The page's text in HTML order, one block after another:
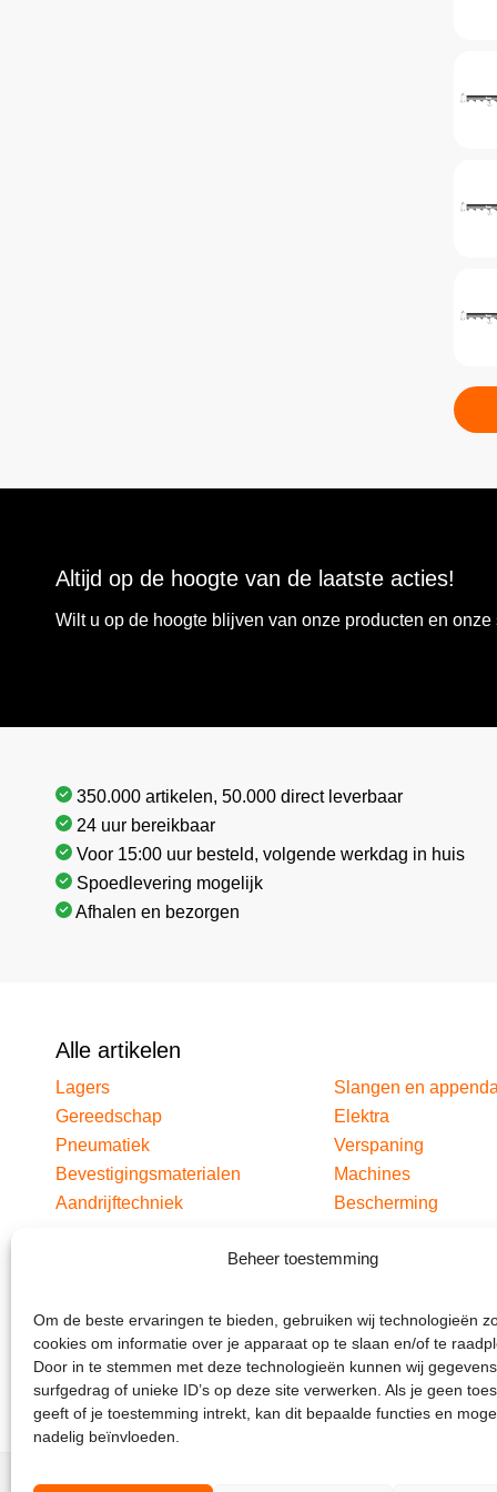
Beheer toestemming
Om de beste ervaringen te bieden, gebruiken wij technologieën
cookies om informatie over je apparaat op te slaan en/of te
Door in te stemmen met deze technologieën kunnen wij
surfgedrag of unieke ID’s op deze site verwerken. Als je geen
geeft of je toestemming intrekt, kan dit bepaalde functies en
nadelig beïnvloeden.
Altijd op de hoogte van de laatste acties!
Wilt u op de hoogte blijven van onze producten en
350.000 artikelen, 50.000 direct leverbaar
24 uur bereikbaar
Voor 15:00 uur besteld, volgende werkdag in huis
Spoedlevering mogelijk
Afhalen en bezorgen
Alle artikelen
Lagers
Gereedschap
Pneumatiek
Bevestigingsmaterialen
Aandrijftechniek
Slangen en
Elektra
Verspaning
Machines
Bescherming